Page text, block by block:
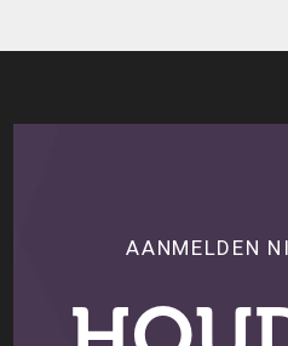
AANMELDEN